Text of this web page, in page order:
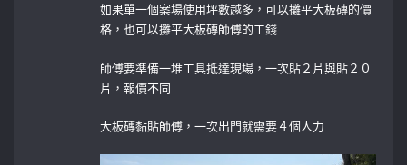
如果單一個案場使用坪數越多，可以攤平大板磚的價
格，也可以攤平大板磚師傅的工錢
師傅要準備一堆工具抵達現場，一次貼２片與貼２０
片，報價不同
大板磚黏貼師傅，一次出門就需要４個人力